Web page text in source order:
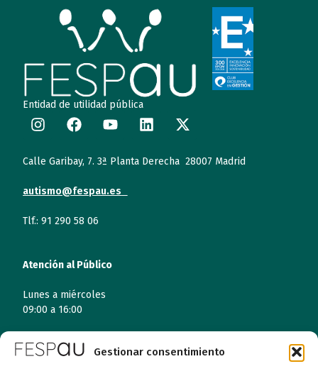
Gestionar consentimiento
Entidad de utilidad pública
Calle Garibay, 7. 3ª Planta Derecha 28007 Madrid
autismo@fespau.es
Tlf.: 91 290 58 06
Atención al Público
Lunes a miércoles
09:00 a 16:00
Jueves (online)
09:00 a 16:00